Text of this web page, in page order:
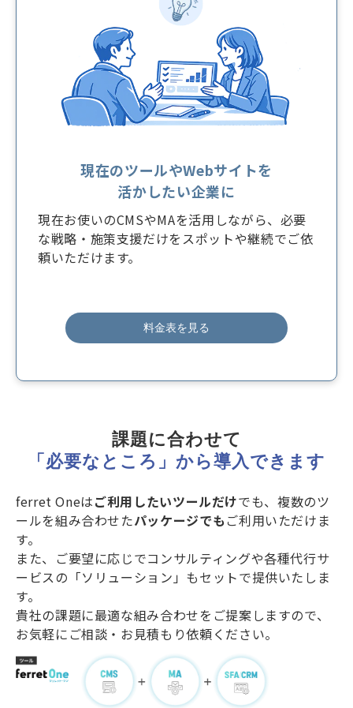
現在のツールやWebサイトを
活かしたい企業に
現在お使いのCMSやMAを活用しながら、必要
な戦略・施策支援だけをスポットや継続でご依
頼いただけます。
料金表を見る
課題に合わせて
「必要なところ」から導入できます
ferret Oneはご利用したいツールだけでも、複数のツ
ールを組み合わせたパッケージでも ご利用いただけま
す。
また、ご要望に応じでコンサルティングや各種代行サ
ービスの「ソリューション」もセットで提供いたしま
す。
貴社の課題に最適な組み合わせをご提案しますので、
お気軽にご相談・お見積もり依頼ください。